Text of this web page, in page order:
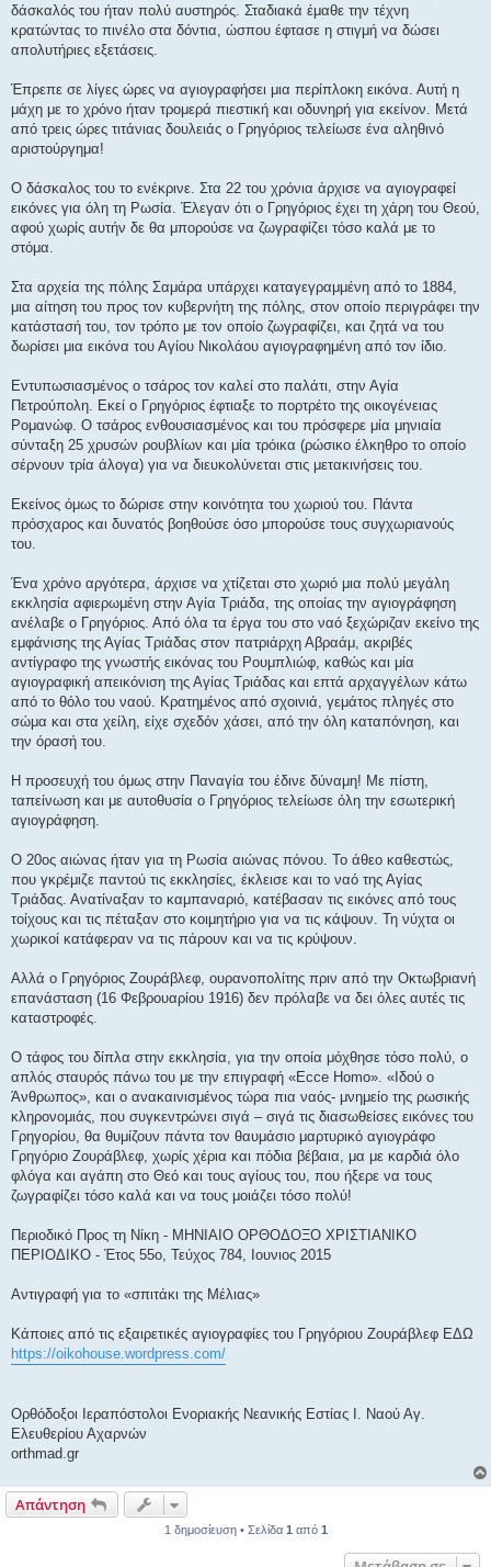
δάσκαλός του ήταν πολύ αυστηρός. Σταδιακά έμαθε την τέχνη
κρατώντας το πινέλο στα δόντια, ώσπου έφτασε η στιγμή να δώσει
απολυτήριες εξετάσεις.
Έπρεπε σε λίγες ώρες να αγιογραφήσει μια περίπλοκη εικόνα. Αυτή η
μάχη με το χρόνο ήταν τρομερά πιεστική και οδυνηρή για εκείνον. Μετά
από τρεις ώρες τιτάνιας δουλειάς ο Γρηγόριος τελείωσε ένα αληθινό
αριστούργημα!
Ο δάσκαλος του το ενέκρινε. Στα 22 του χρόνια άρχισε να αγιογραφεί
εικόνες για όλη τη Ρωσία. Έλεγαν ότι ο Γρηγόριος έχει τη χάρη του Θεού,
αφού χωρίς αυτήν δε θα μπορούσε να ζωγραφίζει τόσο καλά με το
στόμα.
Στα αρχεία της πόλης Σαμάρα υπάρχει καταγεγραμμένη από το 1884,
μια αίτηση του προς τον κυβερνήτη της πόλης, στον οποίο περιγράφει την
κατάστασή του, τον τρόπο με τον οποίο ζωγραφίζει, και ζητά να του
δωρίσει μια εικόνα του Αγίου Νικολάου αγιογραφημένη από τον ίδιο.
Εντυπωσιασμένος ο τσάρος τον καλεί στο παλάτι, στην Αγία
Πετρούπολη. Εκεί ο Γρηγόριος έφτιαξε το πορτρέτο της οικογένειας
Ρομανώφ. Ο τσάρος ενθουσιασμένος και του πρόσφερε μία μηνιαία
σύνταξη 25 χρυσών ρουβλίων και μία τρόικα (ρώσικο έλκηθρο το οποίο
σέρνουν τρία άλογα) για να διευκολύνεται στις μετακινήσεις του.
Εκείνος όμως το δώρισε στην κοινότητα του χωριού του. Πάντα
πρόσχαρος και δυνατός βοηθούσε όσο μπορούσε τους συγχωριανούς
του.
Ένα χρόνο αργότερα, άρχισε να χτίζεται στο χωριό μια πολύ μεγάλη
εκκλησία αφιερωμένη στην Αγία Τριάδα, της οποίας την αγιογράφηση
ανέλαβε ο Γρηγόριος. Από όλα τα έργα του στο ναό ξεχώριζαν εκείνο της
εμφάνισης της Αγίας Τριάδας στον πατριάρχη Αβραάμ, ακριβές
αντίγραφο της γνωστής εικόνας του Ρουμπλιώφ, καθώς και μία
αγιογραφική απεικόνιση της Αγίας Τριάδας και επτά αρχαγγέλων κάτω
από το θόλο του ναού. Κρατημένος από σχοινιά, γεμάτος πληγές στο
σώμα και στα χείλη, είχε σχεδόν χάσει, από την όλη καταπόνηση, και
την όρασή του.
Η προσευχή του όμως στην Παναγία του έδινε δύναμη! Με πίστη,
ταπείνωση και με αυτοθυσία ο Γρηγόριος τελείωσε όλη την εσωτερική
αγιογράφηση.
Ο 20ος αιώνας ήταν για τη Ρωσία αιώνας πόνου. Το άθεο καθεστώς,
που γκρέμιζε παντού τις εκκλησίες, έκλεισε και το ναό της Αγίας
Τριάδας. Ανατίναξαν το καμπαναριό, κατέβασαν τις εικόνες από τους
τοίχους και τις πέταξαν στο κοιμητήριο για να τις κάψουν. Τη νύχτα οι
χωρικοί κατάφεραν να τις πάρουν και να τις κρύψουν.
Αλλά ο Γρηγόριος Ζουράβλεφ, ουρανοπολίτης πριν από την Οκτωβριανή
επανάσταση (16 Φεβρουαρίου 1916) δεν πρόλαβε να δει όλες αυτές τις
καταστροφές.
Ο τάφος του δίπλα στην εκκλησία, για την οποία μόχθησε τόσο πολύ, ο
απλός σταυρός πάνω του με την επιγραφή «Ecce Homo». «Ιδού ο
Άνθρωπος», και ο ανακαινισμένος τώρα πια ναός- μνημείο της ρωσικής
κληρονομιάς, που συγκεντρώνει σιγά – σιγά τις διασωθείσες εικόνες του
Γρηγορίου, θα θυμίζουν πάντα τον θαυμάσιο μαρτυρικό αγιογράφο
Γρηγόριο Ζουράβλεφ, χωρίς χέρια και πόδια βέβαια, μα με καρδιά όλο
φλόγα και αγάπη στο Θεό και τους αγίους του, που ήξερε να τους
ζωγραφίζει τόσο καλά και να τους μοιάζει τόσο πολύ!
Περιοδικό Προς τη Νίκη - ΜΗΝΙΑΙΟ ΟΡΘΟΔΟΞΟ ΧΡΙΣΤΙΑΝΙΚΟ
ΠΕΡΙΟΔΙΚΟ - Έτος 55ο, Τεύχος 784, Ιουνιος 2015
Αντιγραφή για το «σπιτάκι της Μέλιας»
Κάποιες από τις εξαιρετικές αγιογραφίες του Γρηγόριου Ζουράβλεφ ΕΔΩ
https://oikohouse.wordpress.com/
Ορθόδοξοι Ιεραπόστολοι Ενοριακής Νεανικής Εστίας Ι. Ναού Αγ.
Ελευθερίου Αχαρνών
orthmad.gr
Απάντηση
1 δημοσίευση • Σελίδα 1 από 1